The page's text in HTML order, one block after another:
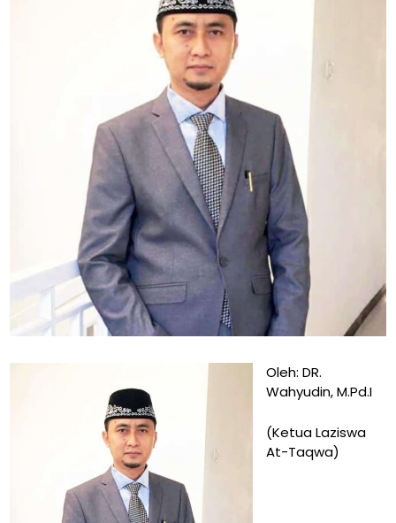
Oleh: DR.
Wahyudin, M.Pd.I
(Ketua Laziswa
At-Taqwa)